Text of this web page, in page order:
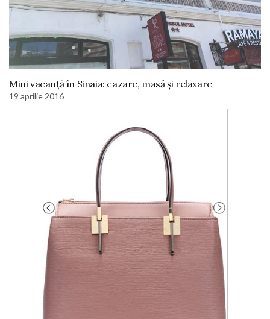
Mini vacanță în Sinaia: cazare, masă și relaxare
19 aprilie 2016